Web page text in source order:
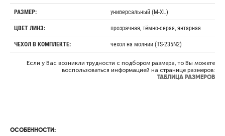
РАЗМЕР: универсальный (M-XL)
ЦВЕТ ЛИНЗ: прозрачная, тёмно-серая, янтарная
ЧЕХОЛ В КОМПЛЕКТЕ: чехол на молнии (TS-235N2)
Если у Вас возникли трудности с подбором размера, то Вы можете
воспользоваться информацией на странице размеров:
ТАБЛИЦА РАЗМЕРОВ
ОСОБЕННОСТИ: